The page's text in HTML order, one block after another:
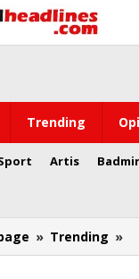
Trending
Artis
» Trending »